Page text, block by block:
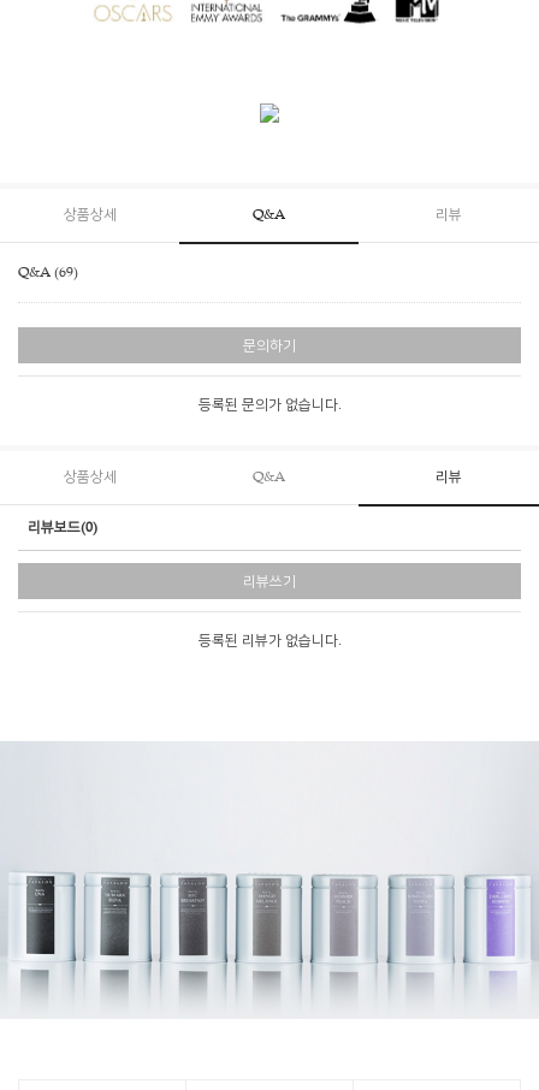
상품상세 Q&A 리뷰
Q&A (69)
문의하기
등록된 문의가 없습니다.
상품상세 Q&A 리뷰
리뷰보드(0)
리뷰쓰기
등록된 리뷰가 없습니다.